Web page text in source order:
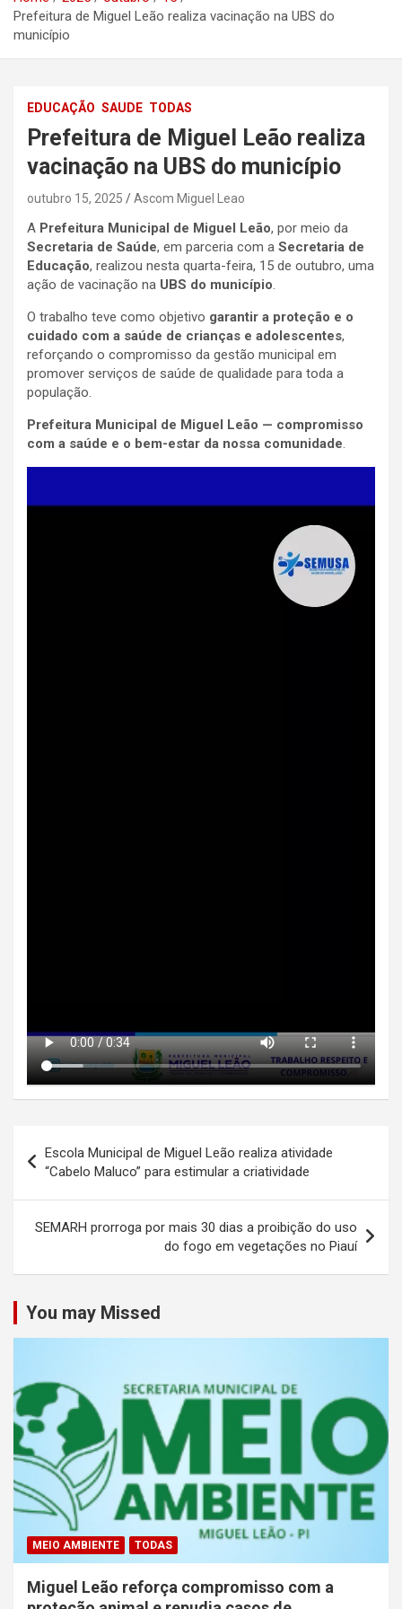
Prefeitura de Miguel Leão realiza vacinação na UBS do
município
EDUCAÇÃO SAUDE TODAS
Prefeitura de Miguel Leão realiza
vacinação na UBS do município
outubro 15, 2025 Ascom Miguel Leao
A Prefeitura Municipal de Miguel Leão, por meio da
Secretaria de Saúde, em parceria com a Secretaria de
Educação, realizou nesta quarta-feira, 15 de outubro, uma
ação de vacinação na UBS do município.
O trabalho teve como objetivo garantir a proteção e o
cuidado com a saúde de crianças e adolescentes,
reforçando o compromisso da gestão municipal em
promover serviços de saúde de qualidade para toda a
população.
Prefeitura Municipal de Miguel Leão — compromisso
com a saúde e o bem-estar da nossa comunidade.
de
Post
Escola Municipal de Miguel Leão realiza atividade
“Cabelo Maluco” para estimular a criatividade
SEMARH prorroga por mais 30 dias a proibição do uso
do fogo em vegetações no Piauí
You may Missed
MEIO AMBIENTE TODAS
Miguel Leão reforça compromisso com a